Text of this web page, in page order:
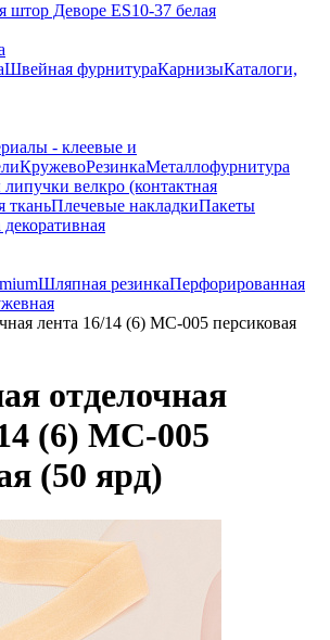
штор Деворе ES10-37 белая
Швейная фурнитураКарнизыКаталоги,
- клеевые и
КружевоРезинкаМеталлофурнитура
велкро (контактная
тканьПлечевые накладкиПакеты
декоративная
Шляпная резинкаПерфорированная
лента 16/14 (6) MC-005 персиковая
отделочная
(6) MC-005
(50 ярд)